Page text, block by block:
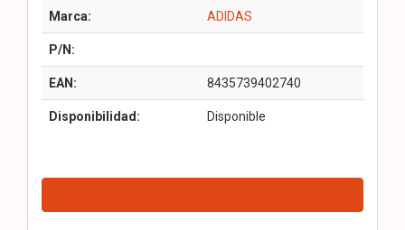
Marca: ADIDAS
P/N:
EAN: 8435739402740
Disponibilidad: Disponible